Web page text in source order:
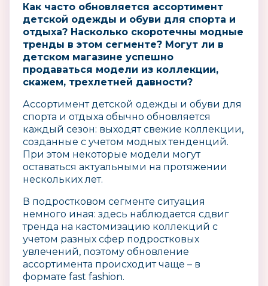
Как часто обновляется ассортимент
детской одежды и обуви для спорта и
отдыха? Насколько скоротечны модные
тренды в этом сегменте? Могут ли в
детском магазине успешно
продаваться модели из коллекции,
скажем, трехлетней давности?
Ассортимент детской одежды и обуви для
спорта и отдыха обычно обновляется
каждый сезон: выходят свежие коллекции,
созданные с учетом модных тенденций.
При этом некоторые модели могут
оставаться актуальными на протяжении
нескольких лет.
В подростковом сегменте ситуация
немного иная: здесь наблюдается сдвиг
тренда на кастомизацию коллекций с
учетом разных сфер подростковых
увлечений, поэтому обновление
ассортимента происходит чаще – в
формате fast fashion.